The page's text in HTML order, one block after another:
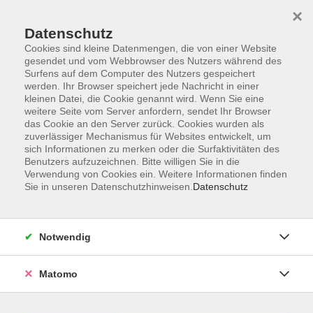
Zum Hauptinhalt springen
Der Kurs konnte nicht gefunden werden.
Volkshochschule Bad Reichenhall
Datenschutz
Cookies sind kleine Datenmengen, die von einer Website
gesendet und vom Webbrowser des Nutzers während des
Surfens auf dem Computer des Nutzers gespeichert
werden. Ihr Browser speichert jede Nachricht in einer
kleinen Datei, die Cookie genannt wird. Wenn Sie eine
weitere Seite vom Server anfordern, sendet Ihr Browser
das Cookie an den Server zurück. Cookies wurden als
zuverlässiger Mechanismus für Websites entwickelt, um
sich Informationen zu merken oder die Surfaktivitäten des
Benutzers aufzuzeichnen. Bitte willigen Sie in die
Verwendung von Cookies ein. Weitere Informationen finden
Sie in unseren Datenschutzhinweisen. Datenschutz
×
Notwendig
Matomo